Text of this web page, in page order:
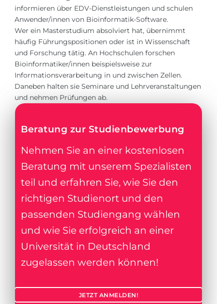
informieren über EDV-Dienstleistungen und schulen
Anwender/innen von Bioinformatik-Software.
Wer ein Masterstudium absolviert hat, übernimmt
häufig Führungspositionen oder ist in Wissenschaft
und Forschung tätig. An Hochschulen forschen
Bioinformatiker/innen beispielsweise zur
Informationsverarbeitung in und zwischen Zellen.
Daneben halten sie Seminare und Lehrveranstaltungen
und nehmen Prüfungen ab.
Beratung zur Studienbewerbung
Nehmen Sie an einer kostenlosen
Beratung mit unserem Spezialisten
teil und erfahren Sie, wie Sie den
richtigen Studienort und den
passenden Studiengang wählen
und wie Sie erfolgreich an einer
Universität in Deutschland
zugelassen werden können!
JETZT ANMELDEN!